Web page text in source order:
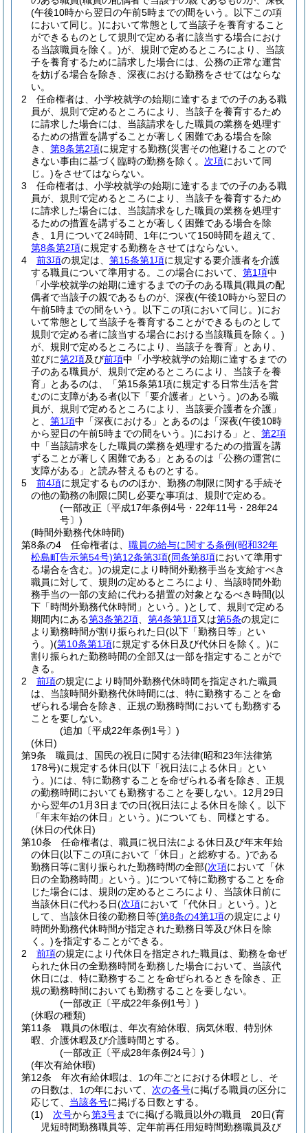
(午後10時から翌日の午前5時までの間をいう。以下この項
において同じ。)において常態として当該子を養育すること
ができるものとして規則で定める者に該当する場合におけ
る当該職員を除く。)が、規則で定めるところにより、当該
子を養育するために請求した場合には、公務の正常な運営
を妨げる場合を除き、深夜における勤務をさせてはならな
い。
2
任命権者は、小学校就学の始期に達するまでの子のある職
員が、規則で定めるところにより、当該子を養育するため
に請求した場合には、当該請求をした職員の業務を処理す
るための措置を講ずることが著しく困難である場合を除
き、 第8条第2項に規定する勤務(災害その他避けることので
きない事由に基づく臨時の勤務を除く。 次項において同
じ。)をさせてはならない。
3
任命権者は、小学校就学の始期に達するまでの子のある職
員が、規則で定めるところにより、当該子を養育するため
に請求した場合には、当該請求をした職員の業務を処理す
るための措置を講ずることが著しく困難である場合を除
き、1月について24時間、1年について150時間を超えて、
第8条第2項に規定する勤務をさせてはならない。
4
前3項の規定は、 第15条第1項に規定する要介護者を介護
する職員について準用する。
この場合において、 第1項中
「小学校就学の始期に達するまでの子のある職員(職員の配
偶者で当該子の親であるものが、深夜(午後10時から翌日の
午前5時までの間をいう。以下この項において同じ。)にお
いて常態として当該子を養育することができるものとして
規則で定める者に該当する場合における当該職員を除く。)
が、規則で定めるところにより、当該子を養育」とあり、
並びに第2項及び前項中「小学校就学の始期に達するまでの
子のある職員が、規則で定めるところにより、当該子を養
育」とあるのは、「第15条第1項に規定する日常生活を営
むのに支障がある者(以下「要介護者」という。)のある職
員が、規則で定めるところにより、当該要介護者を介護」
と、 第1項中「深夜における」とあるのは「深夜(午後10時
から翌日の午前5時までの間をいう。)における」と、 第2項
中「当該請求をした職員の業務を処理するための措置を講
ずることが著しく困難である」とあるのは「公務の運営に
支障がある」と読み替えるものとする。
5
前4項に規定するもののほか、勤務の制限に関する手続そ
の他の勤務の制限に関し必要な事項は、規則で定める。
(一部改正〔平成17年条例4号・22年11号・28年24
号〕)
(時間外勤務代休時間)
第8条の4
任命権者は、 職員の給与に関する条例(昭和32年
松島町告示第54号)第12条第3項(同条第8項において準用す
る場合を含む。)の規定により時間外勤務手当を支給すべき
職員に対して、規則の定めるところにより、当該時間外勤
務手当の一部の支給に代わる措置の対象となるべき時間(以
下「時間外勤務代休時間」という。)として、規則で定める
期間内にある第3条第2項 第4条第1項又は第5条の規定に
より勤務時間が割り振られた日(以下「勤務日等」とい
う。)(第10条第1項に規定する休日及び代休日を除く。)に
割り振られた勤務時間の全部又は一部を指定することがで
きる。
2
前項の規定により時間外勤務代休時間を指定された職員
は、当該時間外勤務代休時間には、特に勤務することを命
ぜられる場合を除き、正規の勤務時間においても勤務する
ことを要しない。
(追加〔平成22年条例1号〕)
(休日)
第9条
職員は、国民の祝日に関する法律(昭和23年法律第
178号)に規定する休日(以下「祝日法による休日」とい
う。)には、特に勤務することを命ぜられる者を除き、正規
の勤務時間においても勤務することを要しない。 12月29日
から翌年の1月3日までの日(祝日法による休日を除く。以下
「年末年始の休日」という。)についても、同様とする。
(休日の代休日)
第10条
任命権者は、職員に祝日法による休日及び年末年始
の休日(以下この項において「休日」と総称する。)である
勤務日等に割り振られた勤務時間の全部(次項において「休
日の全勤務時間」という。)について特に勤務することを命
じた場合には、規則の定めるところにより、当該休日前に
当該休日に代わる日(次項において「代休日」という。)と
して、当該休日後の勤務日等(第8条の4第1項の規定により
時間外勤務代休時間が指定された勤務日等及び休日を除
く。)を指定することができる。
2
前項の規定により代休日を指定された職員は、勤務を命ぜ
られた休日の全勤務時間を勤務した場合において、当該代
休日には、特に勤務することを命ぜられるときを除き、正
規の勤務時間においても勤務することを要しない。
(一部改正〔平成22年条例1号〕)
(休暇の種類)
第11条
職員の休暇は、年次有給休暇、病気休暇、特別休
暇、介護休暇及び介護時間とする。
(一部改正〔平成28年条例24号〕)
(年次有給休暇)
第12条
年次有給休暇は、1の年ごとにおける休暇とし、そ
の日数は、1の年において、 次の各号に掲げる職員の区分に
応じて、 当該各号に掲げる日数とする。
(1)
次号から第3号までに掲げる職員以外の職員 20日(育
児短時間勤務職員等、定年前再任用短時間勤務職員及び